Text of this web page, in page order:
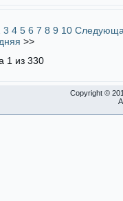
3 4 5 6 7 8 9 10
>>
1 из 330
Copyright ©